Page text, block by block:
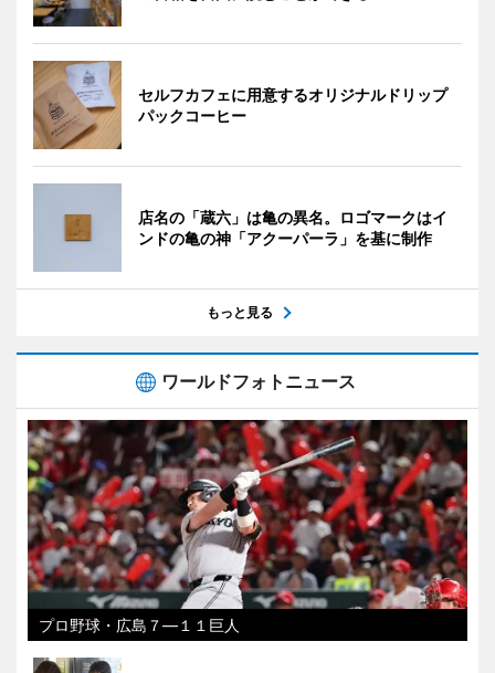
セルフカフェに用意するオリジナルドリップ
パックコーヒー
店名の「蔵六」は亀の異名。ロゴマークはイ
ンドの亀の神「アクーパーラ」を基に制作
もっと見る
ワールドフォトニュース
プロ野球・広島７―１１巨人